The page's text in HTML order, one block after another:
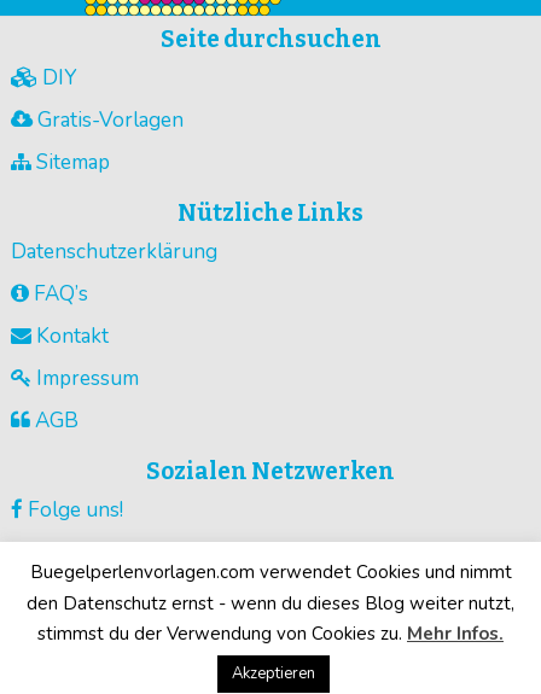
Seite durchsuchen
DIY
Gratis-Vorlagen
Sitemap
Nützliche Links
Datenschutzerklärung
FAQ’s
Kontakt
Impressum
AGB
Sozialen Netzwerken
Folge uns!
Guck unsere Videos !
Deine Motive!
Buegelperlenvorlagen.com verwendet Cookies und nimmt
den Datenschutz ernst - wenn du dieses Blog weiter nutzt,
stimmst du der Verwendung von Cookies zu. Mehr Infos.
Akzeptieren